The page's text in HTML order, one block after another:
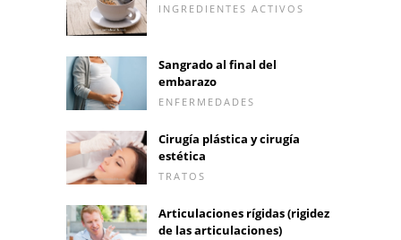
INGREDIENTES ACTIVOS
Sangrado al final del
embarazo
ENFERMEDADES
Cirugía plástica y cirugía
estética
TRATOS
Articulaciones rígidas (rigidez
de las articulaciones)